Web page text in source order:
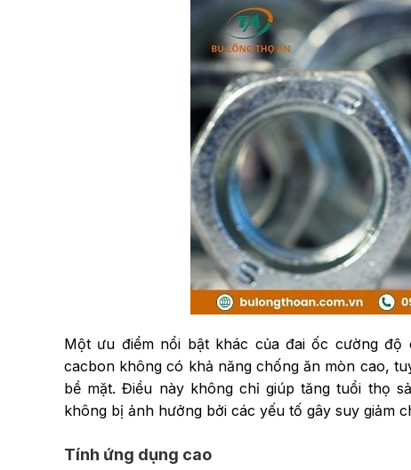
Một ưu điểm nổi bật khác của đai ốc cường
cacbon không có khả năng chống ăn mòn cao,
bề mặt. Điều này không chỉ giúp tăng tuổi thọ
không bị ảnh hưởng bởi các yếu tố gây suy giảm
Tính ứng dụng cao